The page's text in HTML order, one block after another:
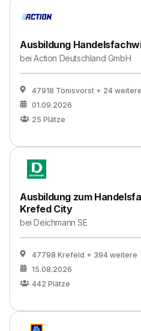
Ausbildung
beiAction Deutschland GmbH
47918 Tönisvorst + 24 weitere
01.09.2026
25 Plätze
Ausbildung zum
Krefed City
beiDeichmann SE
47798 Krefeld + 394 weitere
15.08.2026
442 Plätze